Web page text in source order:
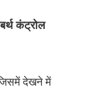
कंट्रोल
देखने में